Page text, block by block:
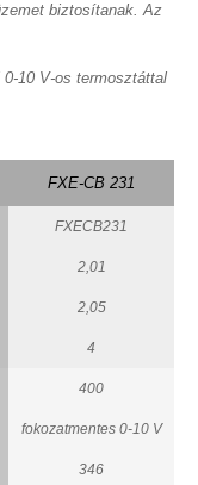
biztosítanak. Az
10 V-os termosztáttal
FXE-CB 231
FXECB231
2,01
2,05
4
400
fokozatmentes 0-10 V
346